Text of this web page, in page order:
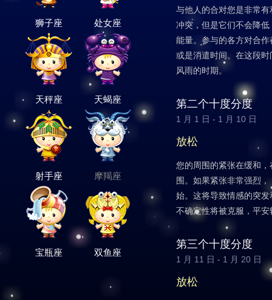
狮子座 处女座
天秤座 天蝎座
射手座 摩羯座
宝瓶座 双鱼座
与他人的合对您是非常
冲突，但是它们不会降
能量。参与的各方对合
或是消遣时间。在这段
风雨的时期。
第二个十度分度
1 月 1 日 - 1 月 10 日
放松
您的周围的紧张在缓和
围。如果紧张非常强烈
始。这将导致情感的突
不确定性将被克服，平
第三个十度分度
1 月 11 日 - 1 月 20 日
放松